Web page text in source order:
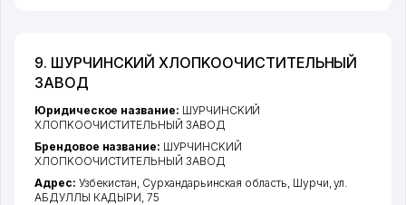
9. ШУPЧИHCKИЙ XЛOПKOОЧИСТИТЕЛЬНЫЙ
ЗABOД
Юридическое название: ШУPЧИHCKИЙ
XЛOПKOОЧИСТИТЕЛЬНЫЙ ЗABOД
Брендовое название: ШУPЧИHCKИЙ
XЛOПKOОЧИСТИТЕЛЬНЫЙ ЗABOД
Адрес: Узбекистан, Сурхандарьинская область Шурчи ,ул.
АБДУЛЛЫ КАДЫРИ , 75